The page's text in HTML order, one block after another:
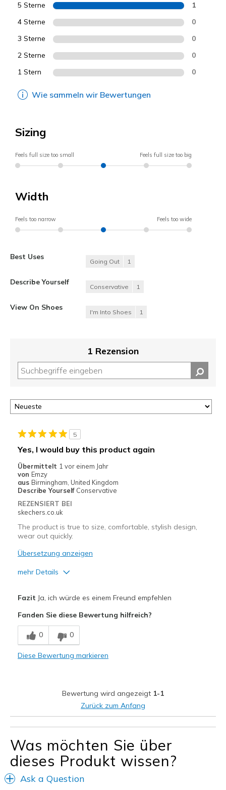
5 Sterne 1
4 Sterne 0
3 Sterne 0
2 Sterne 0
1 Stern 0
Wie sammeln wir Bewertungen
Sizing
Feels full size too small Feels full size too big
Width
Feels too narrow Feels too wide
Best Uses
Going Out 1
Describe Yourself
Conservative 1
View On Shoes
I'm Into Shoes 1
1 Rezension
5
Yes, I would buy this product again
Übermittelt 1 vor einem Jahr
von Emzy
aus Birmingham, United Kingdom
Describe Yourself Conservative
REZENSIERT BEI
skechers.co.uk
The product is true to size, comfortable, stylish design,
wear out quickly.
Übersetzung anzeigen
mehr Details
Breathe Well
Comfortable
Width
Feels true to width
View On Shoes
I'm Into Shoes
Fazit Ja, ich würde es einem Freund empfehlen
Fanden Sie diese Bewertung hilfreich?
0 0
Diese Bewertung markieren
Bewertung wird angezeigt 1-1
Zurück zum Anfang
Was möchten Sie über
dieses Produkt wissen?
Ask a Question